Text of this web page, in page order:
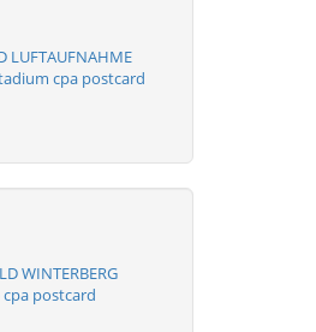
LUFTAUFNAHME
cpa postcard
WINTERBERG
cpa postcard